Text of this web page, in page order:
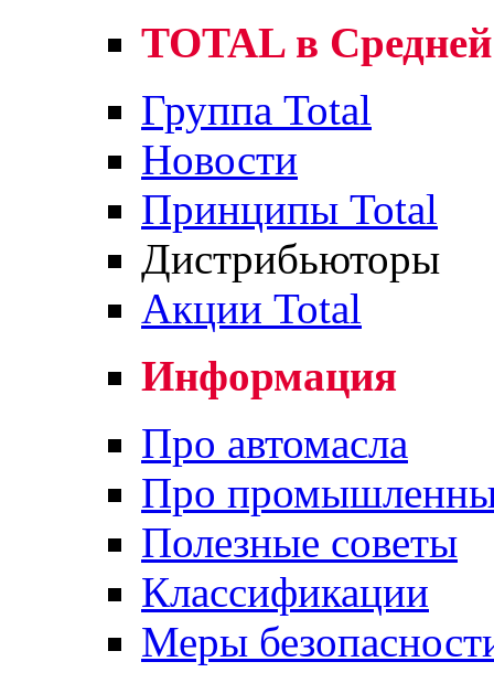
TOTAL в
Группа Total
Новости
Принципы Total
Дистрибьюторы
Акции Total
Информация
Про автомасла
Про
Полезные советы
Классификации
Меры